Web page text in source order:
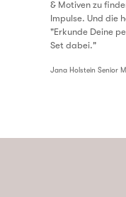
& Motiven zu
Impulse. Und die
"Erkunde Deine
Set dabei."
Jana Holstein Senior